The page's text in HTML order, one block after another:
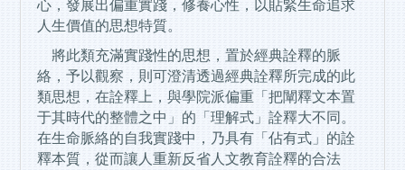
心，發展出偏重實踐，修養心性，以貼緊生命追求
人生價值的思想特質。
將此類充滿實踐性的思想，置於經典詮釋的脈
絡，予以觀察，則可澄清透過經典詮釋所完成的此
類思想，在詮釋上，與學院派偏重「把闡釋文本置
于其時代的整體之中」的「理解式」詮釋大不同。
在生命脈絡的自我實踐中，乃具有「佔有式」的詮
釋本質，從而讓人重新反省人文教育詮釋的合法